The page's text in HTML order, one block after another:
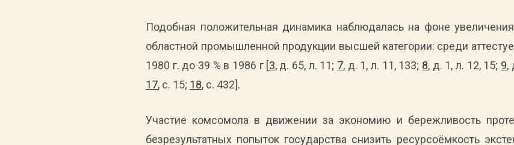
Подобная положительная динамика наблюдалась на фоне
областной промышленной продукции высшей категории: среди
1980 г. до 39 % в 1986 г [3, д. 65, л. 11; 7, д. 1, л. 11, 133; 8, д. 1, л. 12, 15; 9,
17, с. 15; 18, с. 432].
Участие комсомола в движении за экономию и бережливость
безрезультатных попыток государства снизить ресурсоёмкость